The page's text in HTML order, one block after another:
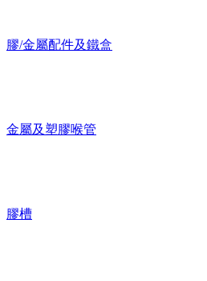
膠/金屬配件及鐵盒
金屬及塑膠喉管
膠槽